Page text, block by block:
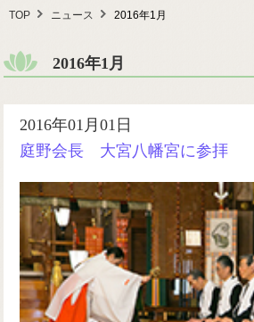
TOP ニュース 2016年1月
2016年1月
2016年01月01日
庭野会長 大宮八幡宮に参拝